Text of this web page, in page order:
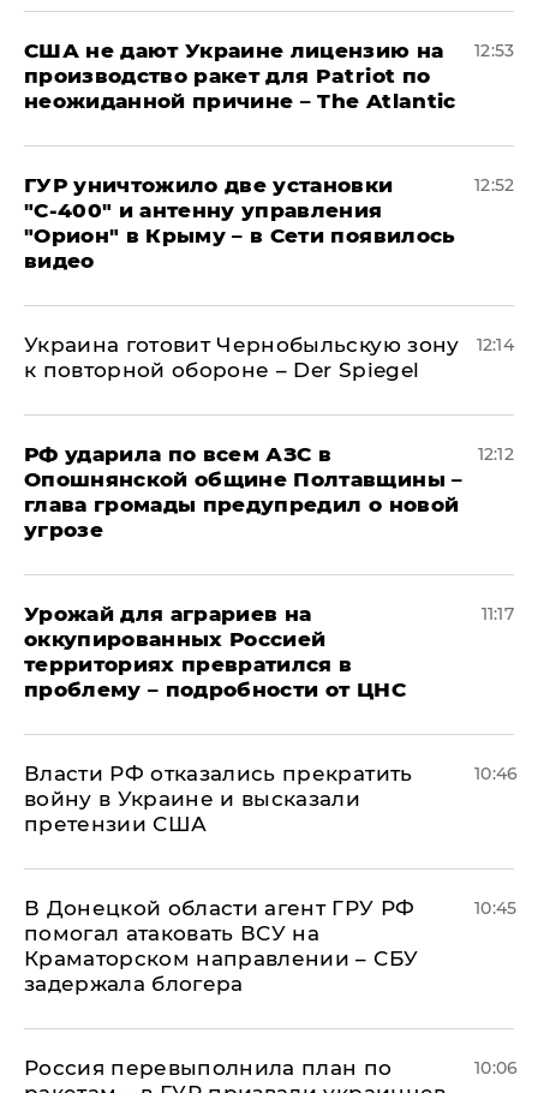
США не дают Украине лицензию на
производство ракет для Patriot по
неожиданной причине – The Atlantic
12:53
ГУР уничтожило две установки
"С‑400" и антенну управления
"Орион" в Крыму – в Сети появилось
видео
12:52
Украина готовит Чернобыльскую зону
к повторной обороне – Der Spiegel
12:14
РФ ударила по всем АЗС в
Опошнянской общине Полтавщины –
глава громады предупредил о новой
угрозе
12:12
Урожай для аграриев на
оккупированных Россией
территориях превратился в
проблему – подробности от ЦНС
11:17
Власти РФ отказались прекратить
войну в Украине и высказали
претензии США
10:46
В Донецкой области агент ГРУ РФ
помогал атаковать ВСУ на
Краматорском направлении – СБУ
задержала блогера
10:45
Россия перевыполнила план по
10:06